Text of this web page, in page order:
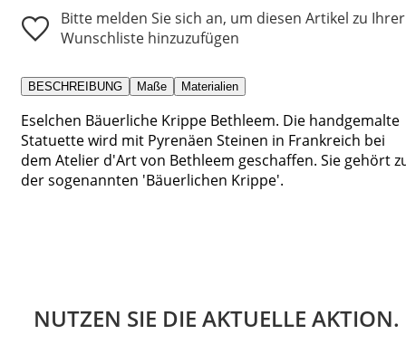
Bitte melden Sie sich an, um diesen Artikel zu Ihrer
Wunschliste hinzuzufügen
BESCHREIBUNG Maße Materialien
Eselchen Bäuerliche Krippe Bethleem. Die handgemalte
Statuette wird mit Pyrenäen Steinen in Frankreich bei
dem Atelier d'Art von Bethleem geschaffen. Sie gehört
der sogenannten 'Bäuerlichen Krippe'.
NUTZEN SIE DIE AKTUELLE AKTION.